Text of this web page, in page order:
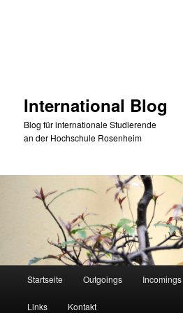
International Blog
Blog für internationale Studierende
an der Hochschule Rosenheim
Startseite Outgoings Incomings
Links Kontakt